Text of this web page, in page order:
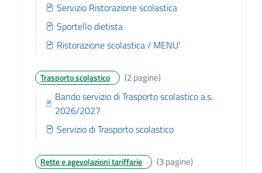
Servizio Ristorazione scolastica
Sportello dietista
Ristorazione scolastica / MENU'
Trasporto scolastico (2 pagine)
Bando servizio di Trasporto scolastico a.s.
2026/2027
Servizio di Trasporto scolastico
Rette e agevolazioni tariffarie (3 pagine)